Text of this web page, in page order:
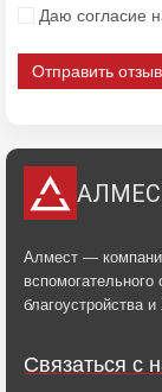
Даю согласие
Отправить отзыв
Алмест —
благоустройства
Связаться с